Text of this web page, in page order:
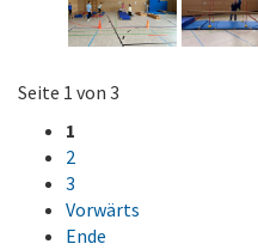
Seite 1 von 3
1
2
3
Vorwärts
Ende